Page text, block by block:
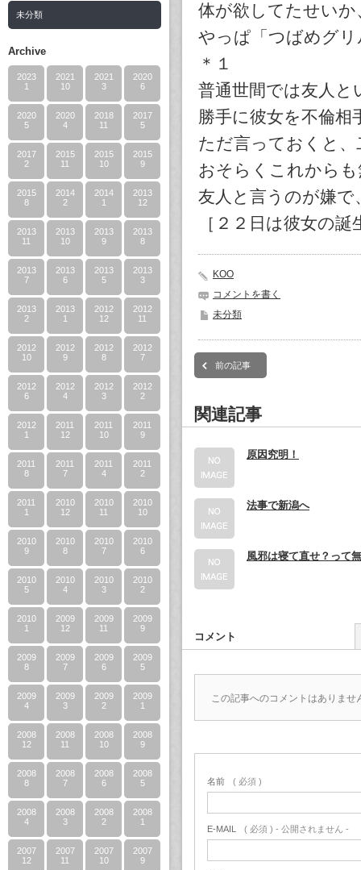
未分類
Archive
2023
1
2021
10
2021
3
2020
6
2020
5
2020
4
2018
11
2017
5
2017
2
2015
11
2015
10
2015
9
2015
8
2014
2
2014
1
2013
12
2013
11
2013
10
2013
9
2013
8
2013
7
2013
6
2013
5
2013
3
2013
2
2013
1
2012
12
2012
11
2012
10
2012
9
2012
8
2012
7
2012
6
2012
4
2012
3
2012
2
2012
1
2011
12
2011
10
2011
9
2011
8
2011
7
2011
4
2011
2
2011
1
2010
12
2010
11
2010
10
2010
9
2010
8
2010
7
2010
6
2010
5
2010
4
2010
3
2010
2
2010
1
2009
12
2009
11
2009
9
2009
8
2009
7
2009
6
2009
5
2009
4
2009
3
2009
2
2009
1
2008
12
2008
11
2008
10
2008
9
2008
8
2008
7
2008
6
2008
5
2008
4
2008
3
2008
2
2008
1
2007
12
2007
11
2007
10
2007
9
体が欲してたせい
やっぱ「つばめグ
＊１
普通世間では友人
勝手に彼女を不倫相
ただ言っておくと
おそらくこれから
友人と言うのが嫌
［２２日は彼女の
KOO
コメントを書く
未分類
前の記事
関連記事
原因究明！
法事で新潟へ
風邪は寝て直せ？って
コメント
この記事へのコメントはありませ
名前 ( 必須 )
E-MAIL ( 必須 ) - 公開されません -